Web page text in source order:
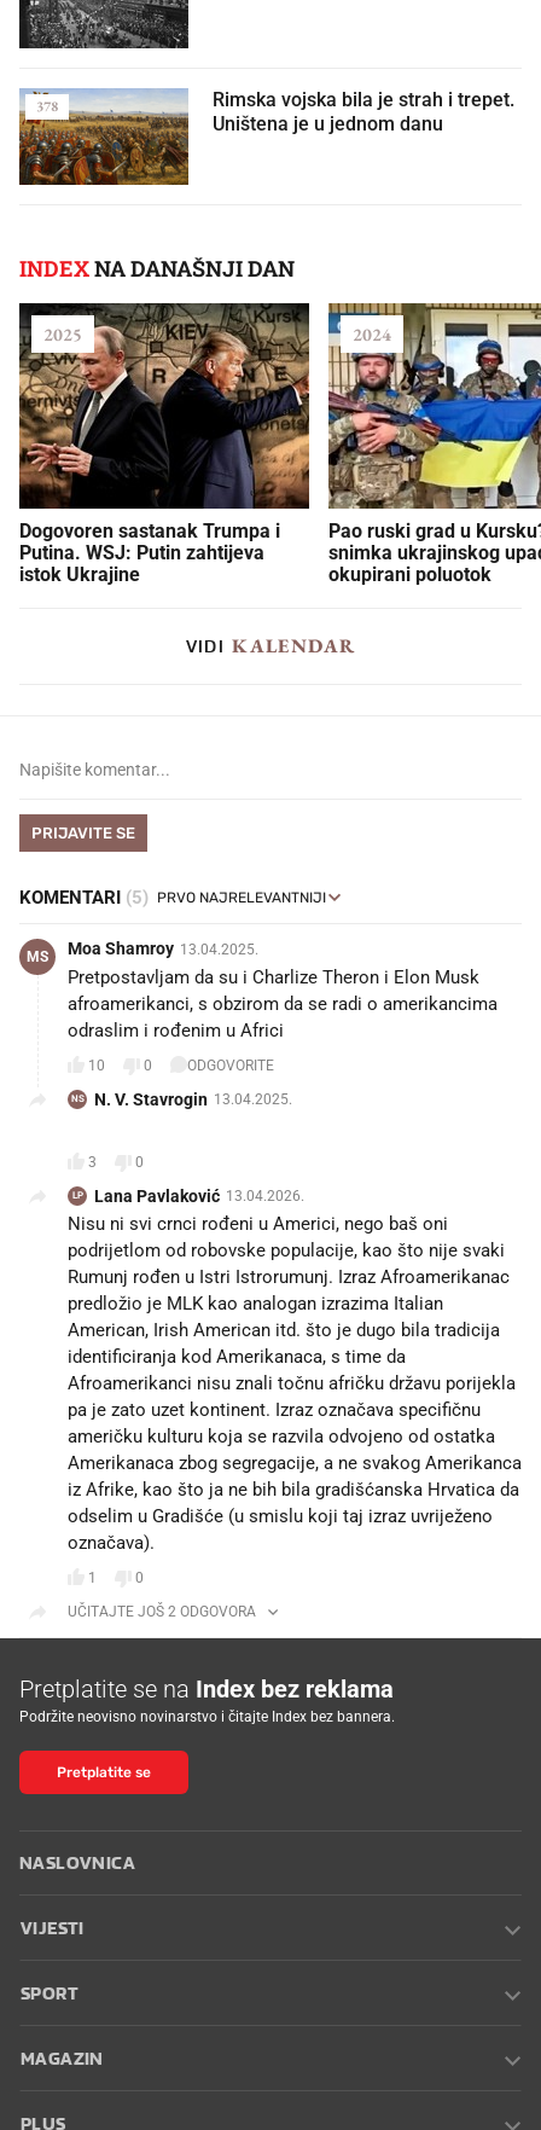
Rimska vojska bila je strah i trepet.
Uništena je u jednom danu
378
INDEXNA DANAŠNJI DAN
Dogovoren sastanak Trumpa i
Putina. WSJ: Putin zahtijeva
istok Ukrajine
2025
Pao ruski grad u
snimka ukrajinskog
okupirani poluotok
2024
VIDI KALENDAR
PRIJAVITE SE
KOMENTARI (5)
MS Moa Shamroy 13.04.2025.
Pretpostavljam da su i Charlize Theron i Elon Musk
afroamerikanci, s obzirom da se radi o amerikancima
odraslim i rođenim u Africi
10 0 ODGOVORITE
NS N. V. Stavrogin 13.04.2025.
3 0
LP Lana Pavlaković 13.04.2026.
Nisu ni svi crnci rođeni u Americi, nego baš oni
podrijetlom od robovske populacije, kao što nije svaki
Rumunj rođen u Istri Istrorumunj. Izraz Afroamerikanac
predložio je MLK kao analogan izrazima Italian
American, Irish American itd. što je dugo bila tradicija
identificiranja kod Amerikanaca, s time da
Afroamerikanci nisu znali točnu afričku državu porijekla
pa je zato uzet kontinent. Izraz označava specifičnu
američku kulturu koja se razvila odvojeno od ostatka
Amerikanaca zbog segregacije, a ne svakog Amerikanca
iz Afrike, kao što ja ne bih bila gradišćanska Hrvatica da
odselim u Gradišće (u smislu koji taj izraz uvriježeno
označava).
1
0
UČITAJTE JOŠ 2 ODGOVORA
Pretplatite se na Index bez reklama
Podržite neovisno novinarstvo i čitajte Index bez bannera.
Pretplatite se
NASLOVNICA
VIJESTI
SPORT
MAGAZIN
PLUS